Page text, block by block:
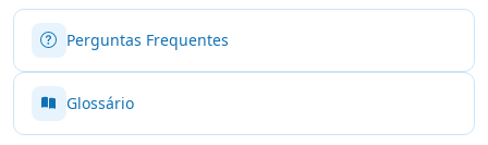
Perguntas Frequentes
Glossário